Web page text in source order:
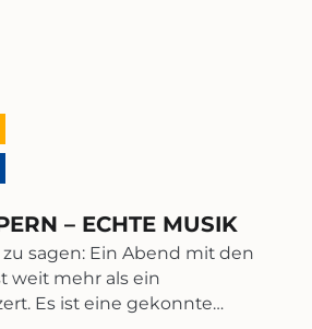
– ECHTE MUSIK
sagen: Ein Abend mit den
weit mehr als ein
Es ist eine gekonnte